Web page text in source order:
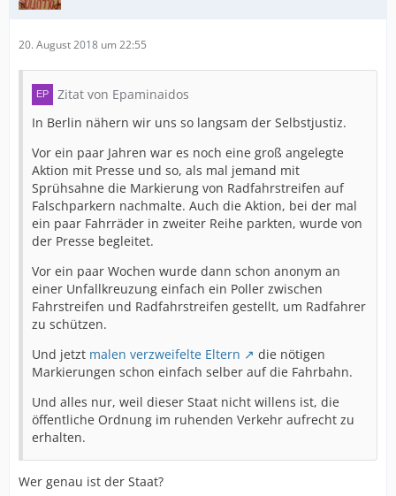
20. August 2018 um 22:55
Zitat von Epaminaidos
In Berlin nähern wir uns so langsam der Selbstjustiz.
Vor ein paar Jahren war es noch eine groß angelegte
Aktion mit Presse und so, als mal jemand mit
Sprühsahne die Markierung von Radfahrstreifen auf
Falschparkern nachmalte. Auch die Aktion, bei der mal
ein paar Fahrräder in zweiter Reihe parkten, wurde von
der Presse begleitet.
Vor ein paar Wochen wurde dann schon anonym an
einer Unfallkreuzung einfach ein Poller zwischen
Fahrstreifen und Radfahrstreifen gestellt, um Radfahrer
zu schützen.
Und jetzt malen verzweifelte Eltern
die nötigen
Markierungen schon einfach selber auf die Fahrbahn.
Und alles nur, weil dieser Staat nicht willens ist, die
öffentliche Ordnung im ruhenden Verkehr aufrecht zu
erhalten.
Wer genau ist der Staat?